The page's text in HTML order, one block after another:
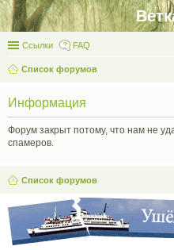
Ссылки FAQ
Список форумов
Информация
Форум закрыт потому, что нам не
спамеров.
Список форумов